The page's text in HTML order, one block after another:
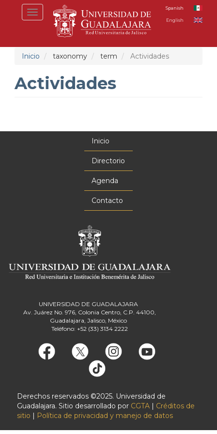
Toggle
navigation
Spanish
English
Inicio taxonomy term Actividades
Actividades
Inicio
Directorio
Agenda
Contacto
UNIVERSIDAD DE GUADALAJARA
Av. Juárez No. 976, Colonia Centro, C.P. 44100,
Guadalajara, Jalisco, México
Teléfono: +52 (33) 3134 2222
Derechos reservados ©2025. Universidad de
Guadalajara. Sitio desarrollado por CGTA | Créditos de
sitio | Política de privacidad y manejo de datos